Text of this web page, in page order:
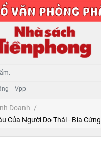
Vpp
Doanh /
Của Người Do Thái - Bìa Cứng